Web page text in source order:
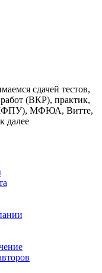
сдачей тестов,
(ВКР), практик,
МФЮА, Витте,
далее